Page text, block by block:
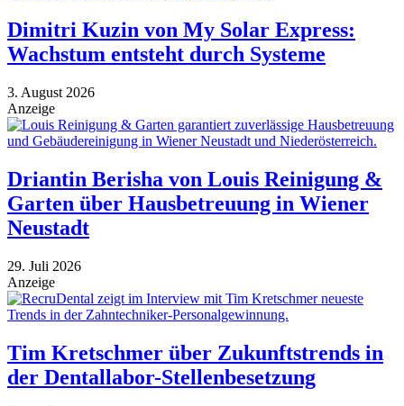
Dimitri Kuzin von My Solar Express:
Wachstum entsteht durch Systeme
3. August 2026
Anzeige
Driantin Berisha von Louis Reinigung &
Garten über Hausbetreuung in Wiener
Neustadt
29. Juli 2026
Anzeige
Tim Kretschmer über Zukunftstrends in
der Dentallabor-Stellenbesetzung